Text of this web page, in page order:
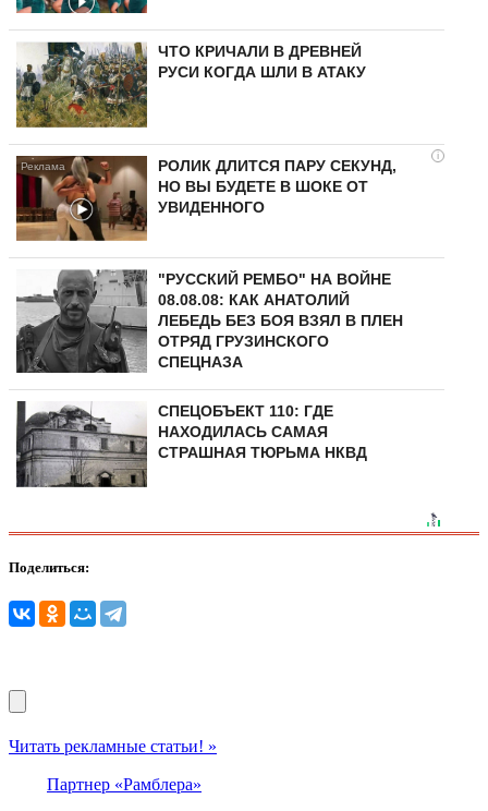
ЧТО КРИЧАЛИ В ДРЕВНЕЙ
РУСИ КОГДА ШЛИ В АТАКУ
i
РОЛИК ДЛИТСЯ ПАРУ СЕКУНД,
НО ВЫ БУДЕТЕ В ШОКЕ ОТ
УВИДЕННОГО
"РУССКИЙ РЕМБО" НА ВОЙНЕ
08.08.08: КАК АНАТОЛИЙ
ЛЕБЕДЬ БЕЗ БОЯ ВЗЯЛ В ПЛЕН
ОТРЯД ГРУЗИНСКОГО
СПЕЦНАЗА
СПЕЦОБЪЕКТ 110: ГДЕ
НАХОДИЛАСЬ САМАЯ
СТРАШНАЯ ТЮРЬМА НКВД
Поделиться:
Читать рекламные статьи! »
Партнер «Рамблера»